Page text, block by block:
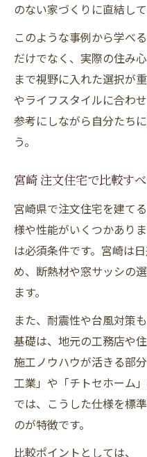
のない家づくりに直結して
このような事例から学べ
だけでなく、実際の住み
まで視野に入れた選択が
やライフスタイルに合わ
参考にしながら自分たち
う。
宮崎 注文住宅で比較す
宮崎県で注文住宅を建て
様や性能がいくつかあり
は必須条件です。宮崎は
め、断熱材や窓サッシの
ます。
また、耐震性や台風対策
基礎は、地元の工務店や
施工ノウハウが活きる部
工業」や「チトセホーム
では、こうした仕様を標
のが特徴です。
比較ポイントとしては、